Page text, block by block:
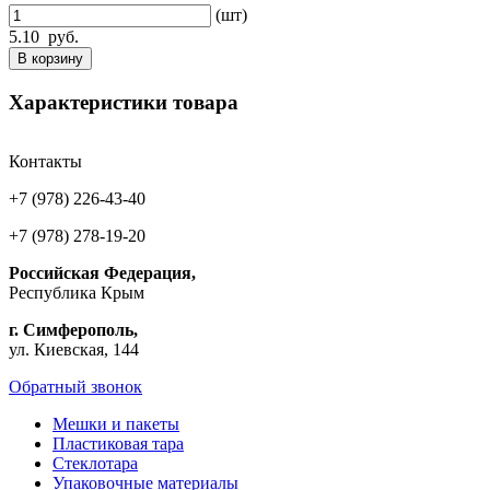
(шт)
5.10 руб.
В корзину
Характеристики товара
Контакты
+7 (978) 226-43-40
+7 (978) 278-19-20
Российская Федерация,
Республика Крым
г. Симферополь,
ул. Киевская, 144
Обратный звонок
Мешки и пакеты
Пластиковая тара
Стеклотара
Упаковочные материалы